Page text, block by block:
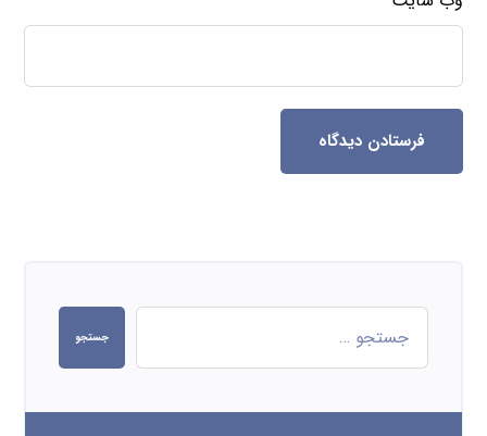
فرستادن دیدگاه
جستجو